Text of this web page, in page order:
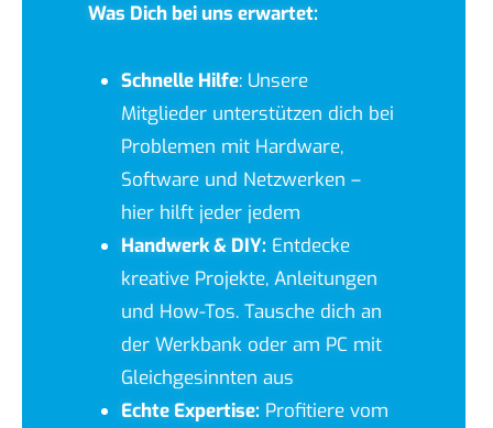
Was Dich bei uns erwartet:
Schnelle Hilfe: Unsere
Mitglieder unterstützen dich bei
Problemen mit Hardware,
Software und Netzwerken –
hier hilft jeder jedem
Handwerk & DIY: Entdecke
kreative Projekte, Anleitungen
und How-Tos. Tausche dich an
der Werkbank oder am PC mit
Gleichgesinnten aus
Echte Expertise: Profitiere vom